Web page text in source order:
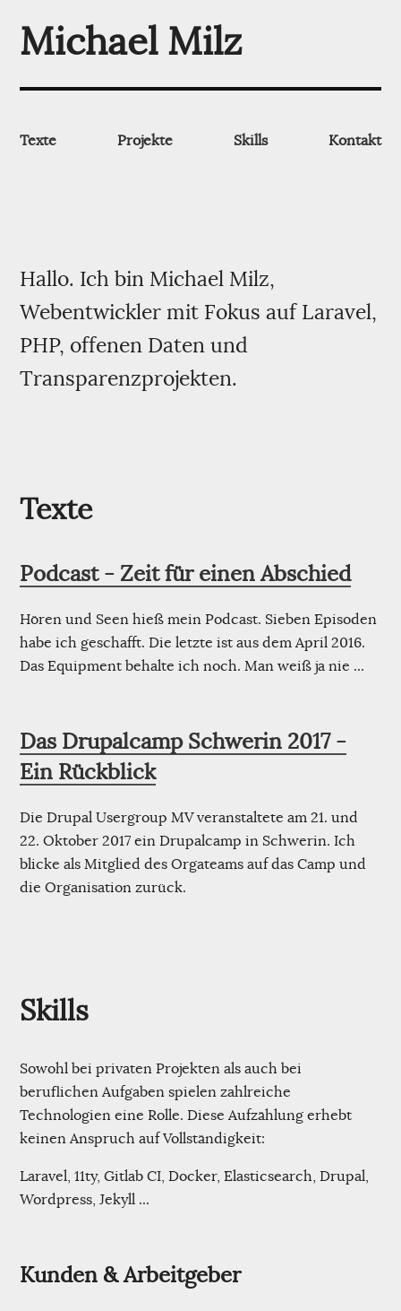
Michael Milz
Texte Projekte Skills Kontakt
Hallo. Ich bin Michael Milz,
Webentwickler mit Fokus auf Laravel,
PHP, offenen Daten und
Transparenzprojekten.
Texte
Podcast - Zeit für einen Abschied
Hören und Seen hieß mein Podcast. Sieben Episoden
habe ich geschafft. Die letzte ist aus dem April 2016.
Das Equipment behalte ich noch. Man weiß ja nie ...
Das Drupalcamp Schwerin 2017 -
Ein Rückblick
Die Drupal Usergroup MV veranstaltete am 21. und
22. Oktober 2017 ein Drupalcamp in Schwerin. Ich
blicke als Mitglied des Orgateams auf das Camp und
die Organisation zurück.
Skills
Sowohl bei privaten Projekten als auch bei
beruflichen Aufgaben spielen zahlreiche
Technologien eine Rolle. Diese Aufzählung erhebt
keinen Anspruch auf Vollständigkeit:
Laravel, 11ty, Gitlab CI, Docker, Elasticsearch, Drupal,
Wordpress, Jekyll ...
Kunden & Arbeitgeber